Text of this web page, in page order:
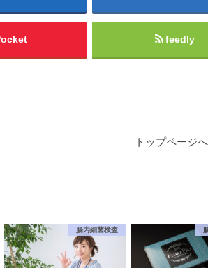
feedly
トップページへ
腸内細菌検査